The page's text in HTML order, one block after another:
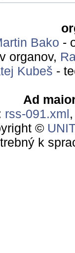
Bako -
organov,
Kubeš -
Ad
rss-091.xml
©
k